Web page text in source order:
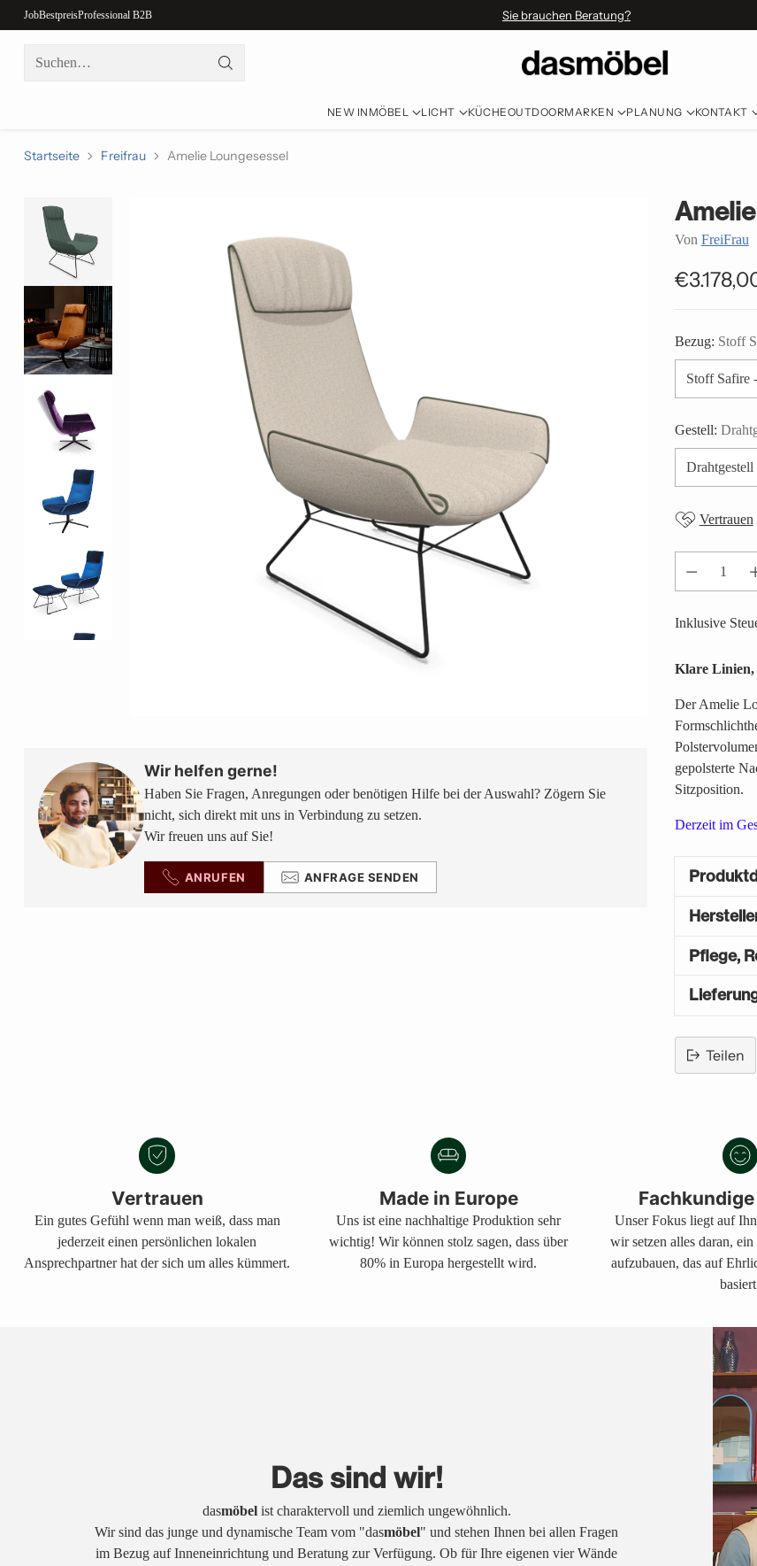
JobBestpreisProfessional B2B Sie brauchen Beratung?
Suchen…
NEW IN MÖBEL LICHT KÜCHEOUTDOORMARKEN PLANUNG KONTAKT
Startseite Freifrau Amelie Loungesessel
Wir helfen gerne!
Haben Sie Fragen, Anregungen oder benötigen Hilfe bei der Auswahl? Zögern Sie
nicht, sich direkt mit uns in Verbindung zu setzen.
Wir freuen uns auf Sie!
ANRUFEN ANFRAGE SENDEN
Von FreiFrau
Bezug: Stoff
Gestell:
Vertrauen
Anzahl
Inklusive
Klare Linien,
Der Amelie
gepolsterte
Sitzposition.
Derzeit im
Pflege,
Teilen
Warenkorb
Vertrauen
Ein gutes Gefühl wenn man weiß, dass man
jederzeit einen persönlichen lokalen
Ansprechpartner hat der sich um alles kümmert.
Made in Europe
Uns ist eine nachhaltige Produktion sehr
wichtig! Wir können stolz sagen, dass über
80% in Europa hergestellt wird.
Unser Fokus liegt auf
wir setzen alles daran,
aufzubauen, das auf
Das sind wir!
dasmöbelist charaktervoll und ziemlich ungewöhnlich.
Wir sind das junge und dynamische Team vom "dasmöbel" und stehen Ihnen bei allen Fragen
im Bezug auf Inneneinrichtung und Beratung zur Verfügung. Ob für Ihre eigenen vier Wände